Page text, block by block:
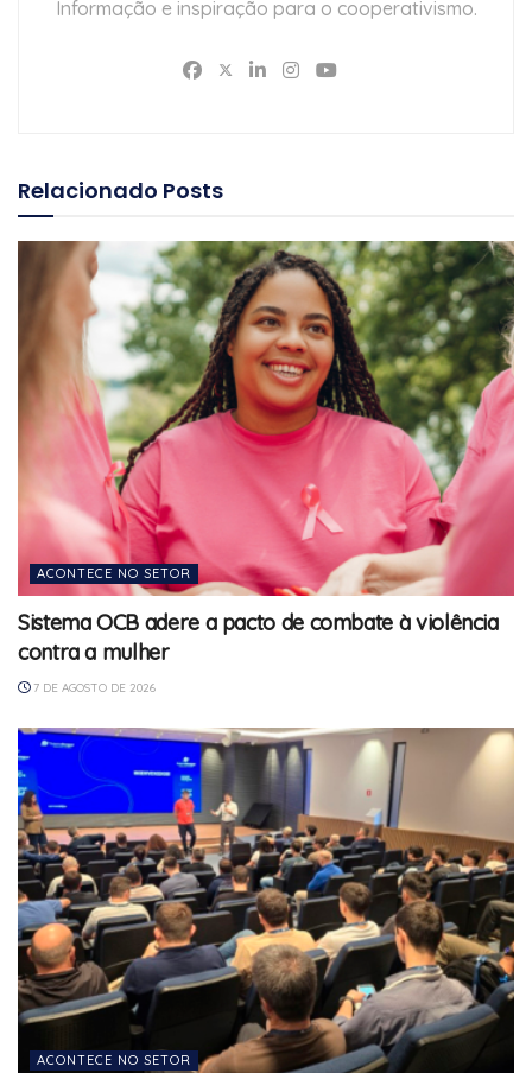
Informação e inspiração para o cooperativismo.
Relacionado Posts
ACONTECE NO SETOR
Sistema OCB adere a pacto de combate à violência
contra a mulher
7 DE AGOSTO DE 2026
ACONTECE NO SETOR